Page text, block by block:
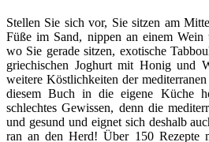
Stellen Sie sich vor, Sie sitzen am
Füße im Sand, nippen an einem Wein
wo Sie gerade sitzen, exotische
griechischen Joghurt mit Honig und
weitere Köstlichkeiten der
diesem Buch in die eigene Küche
schlechtes Gewissen, denn die
und gesund und eignet sich deshalb
ran an den Herd! Über 150 Rezepte